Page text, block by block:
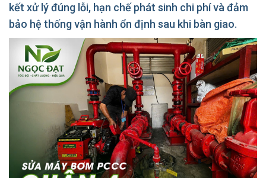
kết xử lý đúng lỗi, hạn chế phát sinh chi phí và đảm
bảo hệ thống vận hành ổn định sau khi bàn giao.